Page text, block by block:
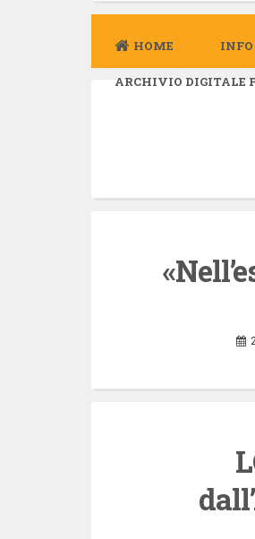
HOME INFO
ARCHIVIO DIGITALE